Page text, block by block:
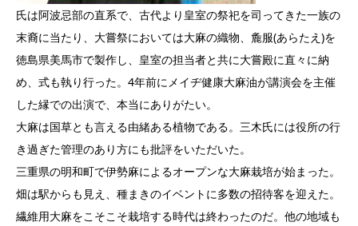
氏は阿波忌部の直系で、古代より皇室の祭祀を司ってきた一族の
末裔に当たり、大嘗祭においては大麻の織物、麁服(あらたえ)を
徳島県美馬市で製作し、皇室の担当者と共に大嘗殿に直々に納
め、式も執り行った。4年前にメイヂ健康大麻油が講演会を主催
した縁での出演で、本当にありがたい。
大麻は国草とも言える由緒ある植物である。三木氏には役所の行
き過ぎた管理のあり方にも批評をいただいた。
三重県の明和町で伊勢麻によるオープンな大麻栽培が始まった。
畑は駅からも見え、種まきのイベントに多数の招待客を迎えた。
繊維用大麻をこそこそ栽培する時代は終わったのだ。他の地域も